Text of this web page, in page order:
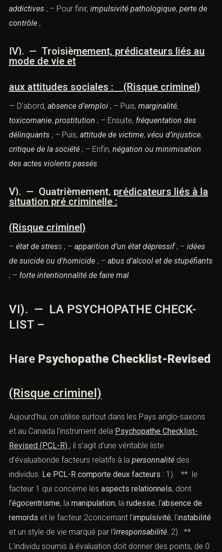
addictives ; – Pour finir, impulsivité pathologique, perte de
contrôle ;
IV). — Troisièmement, prédicateurs liés au
mode de vie et
aux attitudes sociales : (Risque criminel)
— D’abord, absence d’emploi ; – Puis, marginalité,
toxicomanie, prostitution ; – Ensuite, fréquentation des
délinquants ; – Puis, attitude de victime, vécu d’injustice,
critique de la société ; – Enfin, négation ou minimisation
des actes violents passés.
V). — Quatrièmement, prédicateurs liés à la
situation pré criminelle :
(Risque criminel)
– état de stress ; – apparition d’un état dépressif; – idées
de suicide ou d’homicide ; – abus d’alcool et de stupéfiants
; – forte intentionnalité de faire mal.
VI). — LA PSYCHOPATHE CHECK-
LIST –
Hare Psychopathe Checklist-Revised
(Risque criminel)
Aujourd’hui, on utilise surtout dans les Pays anglo-saxons
et au Canada l’instrument dela Psychopathe Checklist-
Revised (PCL-R) ; il s’agit d’une véritable liste
d’évaluationde facteurs relatifs à la personnalité des
individus. Le PCL-R comporte deux facteurs : 1). ** le
facteur 1 qui concerne les aspects relationnels, dont
’égocentrisme, la manipulation, la rudesse, l’absence de
remords et le facteur 2concernant l’impulsivité, l’instabilité
et un style de vie marqué par l ’irresponsabilité. 2). **
L’individu soumis à évaluation doit donner des points, de 0